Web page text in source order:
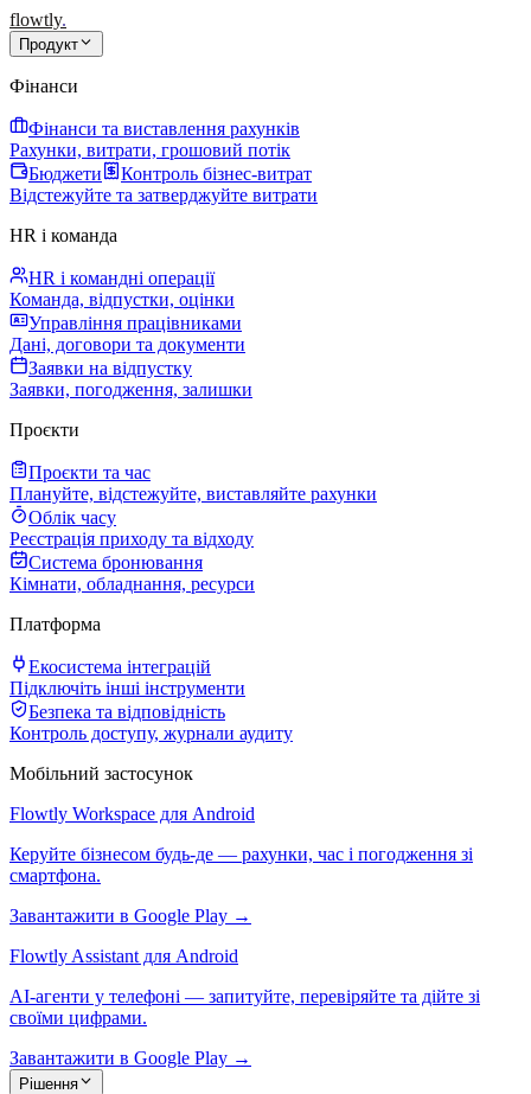
flowtly.
Продукт
Фінанси
Фінанси та виставлення рахунків
Рахунки, витрати, грошовий потік
Бюджети
Контроль бізнес-витрат
Відстежуйте та затверджуйте витрати
HR і команда
HR і командні операції
Команда, відпустки, оцінки
Управління працівниками
Дані, договори та документи
Заявки на відпустку
Заявки, погодження, залишки
Проєкти
Проєкти та час
Плануйте, відстежуйте, виставляйте рахунки
Облік часу
Реєстрація приходу та відходу
Система бронювання
Кімнати, обладнання, ресурси
Платформа
Екосистема інтеграцій
Підключіть інші інструменти
Безпека та відповідність
Контроль доступу, журнали аудиту
Мобільний застосунок
Flowtly Workspace для Android
Керуйте бізнесом будь-де — рахунки, час і погодження зі
смартфона.
Завантажити в Google Play →
Flowtly Assistant для Android
AI-агенти у телефоні — запитуйте, перевіряйте та дійте зі
своїми цифрами.
Завантажити в Google Play →
Рішення